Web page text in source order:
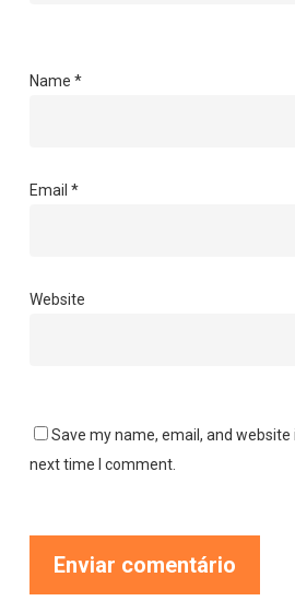
Name *
Email *
Website
Save my name, email, and
next time I comment.